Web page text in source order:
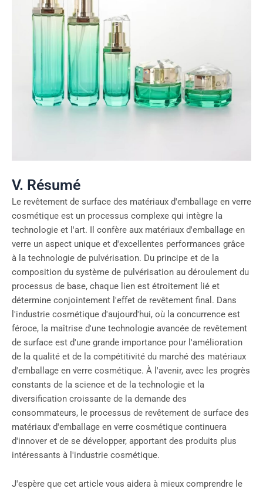
V. Résumé
Le revêtement de surface des matériaux d'emballage en verre
cosmétique est un processus complexe qui intègre la
technologie et l'art. Il confère aux matériaux d'emballage en
verre un aspect unique et d'excellentes performances grâce
à la technologie de pulvérisation. Du principe et de la
composition du système de pulvérisation au déroulement du
processus de base, chaque lien est étroitement lié et
détermine conjointement l'effet de revêtement final. Dans
l'industrie cosmétique d'aujourd'hui, où la concurrence est
féroce, la maîtrise d'une technologie avancée de revêtement
de surface est d'une grande importance pour l'amélioration
de la qualité et de la compétitivité du marché des matériaux
d'emballage en verre cosmétique. À l'avenir, avec les progrès
constants de la science et de la technologie et la
diversification croissante de la demande des
consommateurs, le processus de revêtement de surface des
matériaux d'emballage en verre cosmétique continuera
d'innover et de se développer, apportant des produits plus
intéressants à l'industrie cosmétique.
J'espère que cet article vous aidera à mieux comprendre le